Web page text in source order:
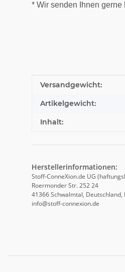
* Wir senden Ihnen
Produkteigenschaft
Wert
Versandgewicht:
Artikelgewicht:
Inhalt:
Herstellerinformationen:
Stoff-ConneXion.de UG
Roermonder Str. 252 24
41366 Schwalmtal, Deutschland,
info@stoff-connexion.de